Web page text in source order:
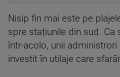
Nisip fin mai este pe
spre stațiunile din sud. Ca
într-acolo, unii
investit în utilaje care